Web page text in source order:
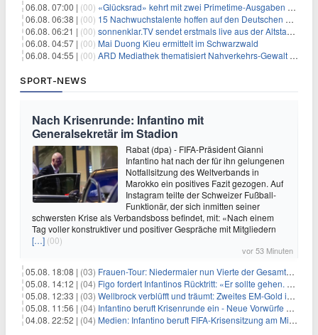
06.08. 07:00 | (00) «Glücksrad» kehrt mit zwei Primetime-Ausgaben zurück
06.08. 06:38 | (00) 15 Nachwuchstalente hoffen auf den Deutschen Radiopreis
06.08. 06:21 | (00) sonnenklar.TV sendet erstmals live aus der Altstadt von Side
06.08. 04:57 | (00) Mai Duong Kieu ermittelt im Schwarzwald
06.08. 04:55 | (00) ARD Mediathek thematisiert Nahverkehrs-Gewalt und Soldatinnen
SPORT-NEWS
Nach Krisenrunde: Infantino mit
Generalsekretär im Stadion
Rabat (dpa) - FIFA-Präsident Gianni
Infantino hat nach der für ihn gelungenen
Notfallsitzung des Weltverbands in
Marokko ein positives Fazit gezogen. Auf
Instagram teilte der Schweizer Fußball-
Funktionär, der sich inmitten seiner
schwersten Krise als Verbandsboss befindet, mit: «Nach einem
Tag voller konstruktiver und positiver Gespräche mit Mitgliedern
[…] (00)
vor 53 Minuten
05.08. 18:08 | (03) Frauen-Tour: Niedermaier nun Vierte der Gesamtwertung
05.08. 14:12 | (04) Figo fordert Infantinos Rücktritt: «Er sollte gehen. Jetzt»
05.08. 12:33 | (03) Wellbrock verblüfft und träumt: Zweites EM-Gold in Paris
05.08. 11:56 | (04) Infantino beruft Krisenrunde ein - Neue Vorwürfe gegen FIFA
04.08. 22:52 | (04) Medien: Infantino beruft FIFA-Krisensitzung am Mittwoch ein